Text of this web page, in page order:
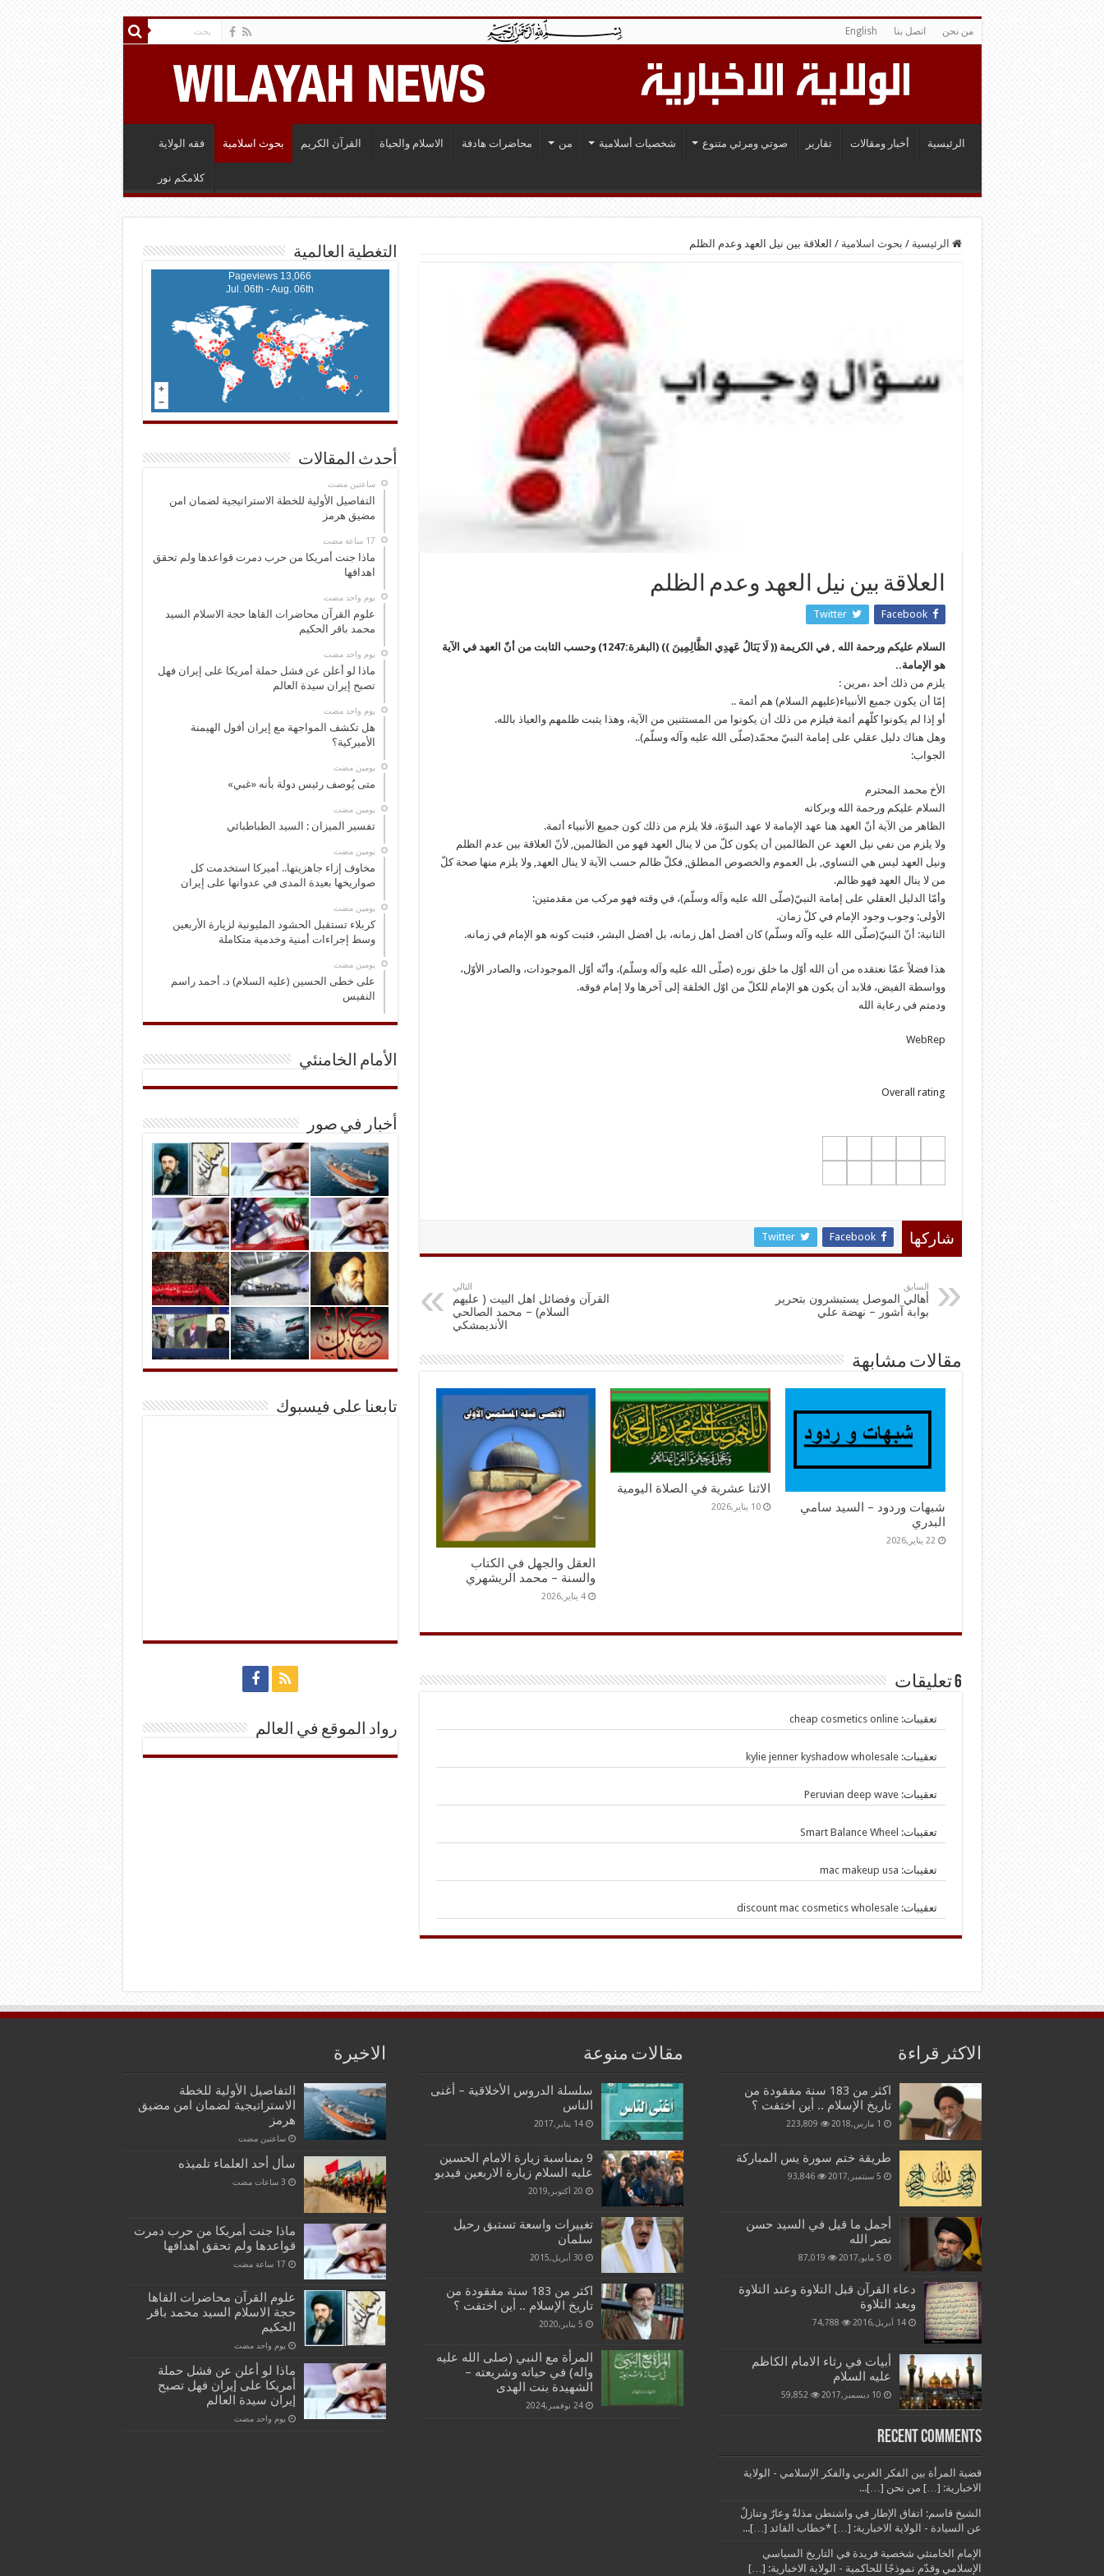
من نحن اتصل بنا English
الرئيسية أخبار ومقالات تقارير صوتي ومرئي متنوع شخصيات أسلامية من محاضرات هادفة الاسلام والحياة القرآن الكريم بحوث اسلامية فقه الولاية
كلامكم نور
الرئيسية / بحوث اسلامية / العلاقة بين نيل العهد وعدم الظلم
العلاقة بين نيل العهد وعدم الظلم
Facebook
Twitter
السلام عليكم ورحمة الله , في الكريمة (( لَا يَنَالُ عَهدِي الظَّالِمِينَ )) (البقرة:1247) وحسب الثابت من أنّ العهد في الآية
هو الإمامة..
يلزم من ذلك أحد ،مرين :
إمّا أن يكون جميع الأنبياء(عليهم السلام) هم أئمة ..
أو إذا لم يكونوا كلّهم أئمة فيلزم من ذلك أن يكونوا من المستثنين من الآية، وهذا يثبت ظلمهم والعياذ بالله.
وهل هناك دليل عقلي على إمامة النبيّ محمّد(صلّى الله عليه وآله وسلّم)..
الجواب:
الأخ محمد المحترم
السلام عليكم ورحمة الله وبركاته
الظاهر من الآية أنّ العهد هنا عهد الإمامة لا عهد النبوّة، فلا يلزم من ذلك كون جميع الأنبياء أئمة.
ولا يلزم من نفي نيل العهد عن الظالمين أن يكون كلّ من لا ينال العهد فهو من الظالمين, لأنّ العلاقة بين عدم الظلم
ونيل العهد ليس هي التساوي, بل العموم والخصوص المطلق, فكلّ ظالم حسب الآية لا ينال العهد, ولا يلزم منها صحة كلّ
من لا ينال العهد فهو ظالم.
وأمّا الدليل العقلي على إمامة النبيّ(صلّى الله عليه وآله وسلّم)، في وقته فهو مركب من مقدمتين:
الأولى: وجوب وجود الإمام في كلّ زمان.
الثانية: أنّ النبيّ(صلّى الله عليه وآله وسلّم) كان أفضل أهل زمانه، بل أفضل البشر، فثبت كونه هو الإمام في زمانه.
هذا فضلاً عمّا نعتقده من أن الله أوّل ما خلق نوره (صلّى الله عليه وآله وسلّم)، وأنّه أوّل الموجودات، والصادر الأوّل،
وواسطة الفيض، فلابد أن يكون هو الإمام للكلّ من اوّل الخلقة إلى آخرها ولا إمام فوقه.
ودمتم في رعاية الله
WebRep
Overall rating
شاركها Facebook
Twitter
السابق
أهالي الموصل يستبشرون بتحرير
بوابة آشور – نهضة علي
التالي
القرآن وفضائل اهل البيت ( عليهم
السلام) – محمد الصالحي
الأنديمشكي
مقالات مشابهة
شبهات وردود – السيد سامي
البدري
22 يناير,2026
الاثنا عشرية في الصلاة اليومية
10 يناير,2026
العقل والجهل في الكتاب
والسنة – محمد الريشهري
4 يناير,2026
6 تعليقات
تعقيبات:cheap cosmetics online
تعقيبات:kylie jenner kyshadow wholesale
تعقيبات:Peruvian deep wave
تعقيبات: Smart Balance Wheel
تعقيبات: mac makeup usa
تعقيبات:discount mac cosmetics wholesale
التغطية العالمية
13,066 Pageviews
Jul. 06th - Aug. 06th
أحدث المقالات
‏ساعتين مضت
التفاصيل الأولية للخطة الاستراتيجية لضمان امن
مضيق هرمز
ماذا جنت أمريكا من حرب دمرت قواعدها ولم تحقق
اهدافها
‏يوم واحد مضت
علوم القرآن محاضرات القاها حجة الاسلام السيد
محمد باقر الحكيم
‏يوم واحد مضت
ماذا لو أعلن عن فشل حملة أمريكا على إيران فهل
تصبح إيران سيدة العالم
‏يوم واحد مضت
هل تكشف المواجهة مع إيران أفول الهيمنة
الأميركية؟
‏يومين مضت
متى يُوصف رئيس دولة بأنه «غبي»
‏يومين مضت
تفسير الميزان : السيد الطباطبائي
‏يومين مضت
مخاوف إزاء جاهزيتها.. أميركا استخدمت كل
صواريخها بعيدة المدى في عدوانها على إيران
‏يومين مضت
كربلاء تستقبل الحشود المليونية لزيارة الأربعين
وسط إجراءات أمنية وخدمية متكاملة
‏يومين مضت
على خطى الحسين (عليه السلام) د. أحمد راسم
النفيس
الأمام الخامنئي
أخبار في صور
تابعنا على فيسبوك
رواد الموقع في العالم
الاكثر قراءة
اكثر من 183 سنة مفقودة من
تاريخ الإسلام .. أين اختفت ؟
1 مارس,2018 223,809
طريقة ختم سورة يس المباركة
5 سبتمبر,2017 93,846
أجمل ما قيل في السيد حسن
نصر الله
5 مايو,2017 87,019
دعاء القرآن قبل التلاوة وعند التلاوة
وبعد التلاوة
14 أبريل,2016 74,788
أبيات في رثاء الامام الكاظم
عليه السلام
10 ديسمبر,2017 59,852
Recent Comments
قضية المرأة بين الفكر الغربي والفكر الإسلامي - الولاية
الاخبارية: […] من نحن […]...
الشيخ قاسم: اتفاق الإطار في واشنطن مذلةٌ وعارٌ وتنازلٌ
عن السيادة - الولاية الاخبارية: […] *خطاب القائد […]...
الإمام الخامنئي شخصية فريدة في التاريخ السياسي
الإسلامي وقدّم نموذجًا للحاكمية - الولاية الاخبارية: […]
مقالات منوعة
سلسلة الدروس الأخلاقية – أغنى
الناس
14 يناير,2017
9 بمناسبة زيارة الامام الحسين
عليه السلام زيارة الاربعين فيديو
20 أكتوبر,2019
تغييرات واسعة تستبق رحيل
سلمان
30 أبريل,2015
اكثر من 183 سنة مفقودة من
تاريخ الإسلام .. أين اختفت ؟
5 يناير,2020
المرأة مع النبي (صلى الله عليه
واله) في حياته وشريعته –
الشهيدة بنت الهدى
24 نوفمبر,2024
الاخيرة
التفاصيل الأولية للخطة
الاستراتيجية لضمان امن مضيق
هرمز
‏ساعتين مضت
سأل أحد العلماء تلميذه
ماذا جنت أمريكا من حرب دمرت
قواعدها ولم تحقق اهدافها
علوم القرآن محاضرات القاها
حجة الاسلام السيد محمد باقر
الحكيم
‏يوم واحد مضت
ماذا لو أعلن عن فشل حملة
أمريكا على إيران فهل تصبح
إيران سيدة العالم
‏يوم واحد مضت